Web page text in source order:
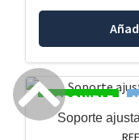
DISPONIBLE
Soporte